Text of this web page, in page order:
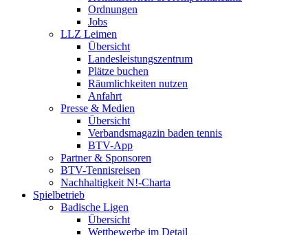
Ordnungen
Jobs
LLZ Leimen
Übersicht
Landesleistungszentrum
Plätze buchen
Räumlichkeiten nutzen
Anfahrt
Presse & Medien
Übersicht
Verbandsmagazin baden tennis
BTV-App
Partner & Sponsoren
BTV-Tennisreisen
Nachhaltigkeit N!-Charta
Spielbetrieb
Badische Ligen
Übersicht
Wettbewerbe im Detail